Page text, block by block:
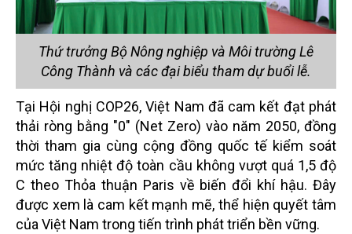
Thứ trưởng Bộ Nông nghiệp và Môi trường Lê
Công Thành và các đại biểu tham dự buổi lễ.
Tại Hội nghị COP26, Việt Nam đã cam kết đạt phát
thải ròng bằng "0" (Net Zero) vào năm 2050, đồng
thời tham gia cùng cộng đồng quốc tế kiểm soát
mức tăng nhiệt độ toàn cầu không vượt quá 1,5 độ
C theo Thỏa thuận Paris về biến đổi khí hậu. Đây
được xem là cam kết mạnh mẽ, thể hiện quyết tâm
của Việt Nam trong tiến trình phát triển bền vững.